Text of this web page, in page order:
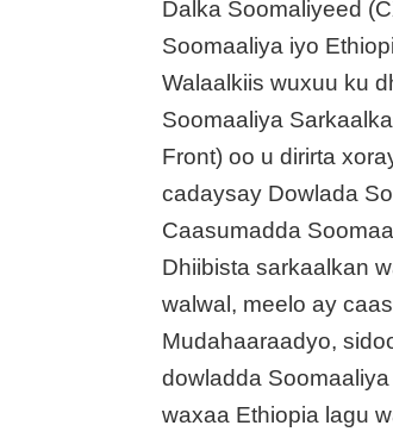
Dalka Soomaliyeed
Soomaaliya iyo
Walaalkiis wuxuu ku
Soomaaliya
Front) oo u dirirta
cadaysay Dowlada
Caasumadda
Dhiibista sarkaalkan
walwal, meelo ay
Mudahaaraadyo,
dowladda
waxaa Ethiopia lagu